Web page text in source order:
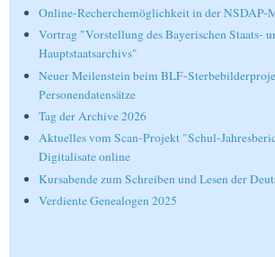
Online-Recherchemöglichkeit in der NSDAP-
Vortrag "Vorstellung des Bayerischen Staats-
Hauptstaatsarchivs"
Neuer Meilenstein beim BLF-
Personendatensätze
Tag der Archive 2026
Aktuelles vom Scan-Projekt "Schul-
Digitalisate online
Kursabende zum Schreiben und Lesen der
Verdiente Genealogen 2025